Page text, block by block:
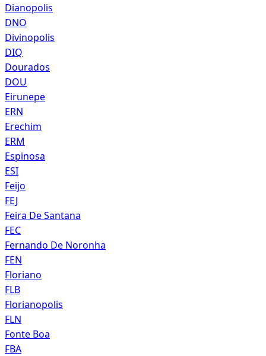
Dianopolis
DNO
Divinopolis
DIQ
Dourados
DOU
Eirunepe
ERN
Erechim
ERM
Espinosa
ESI
Feijo
FEJ
Feira De Santana
FEC
Fernando De Noronha
FEN
Floriano
FLB
Florianopolis
FLN
Fonte Boa
FBA